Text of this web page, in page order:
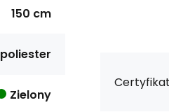
150 cm
poliester
Zielony